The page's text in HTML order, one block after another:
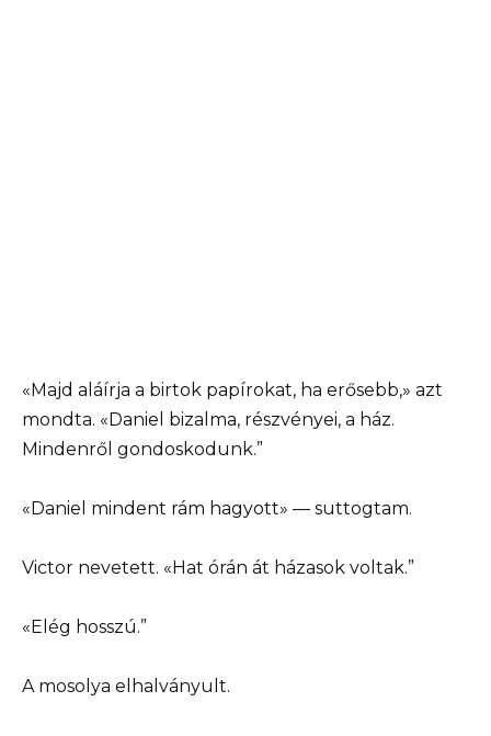
«Majd aláírja a birtok papírokat, ha erősebb,» azt
mondta. «Daniel bizalma, részvényei, a ház.
Mindenről gondoskodunk.”
«Daniel mindent rám hagyott» — suttogtam.
Victor nevetett. «Hat órán át házasok voltak.”
«Elég hosszú.”
A mosolya elhalványult.